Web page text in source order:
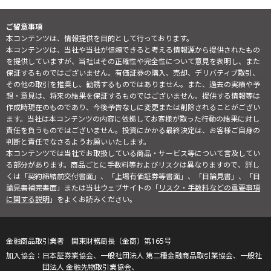
ご留意事項
本コンテンツは、情報提供を目的として行っております。
本コンテンツは、当社や当社が信頼できると考える情報源から提供されたもの
を提供していますが、当社はその正確性や完全性について意見を表明し、また
保証するものではございません。有価証券の購入、売却、デリバティブ取引、
その他の取引を推奨し、勧誘するものではありません。また、過去の実績や予
想・意見は、将来の結果を保証するものではございません。提供する情報等は
作成時現在のものであり、今後予告なしに変更または削除されることがござい
ます。当社は本コンテンツの内容に依拠してお客様が取った行動の結果に対し
責任を負うものではございません。投資にかかる最終決定は、お客様ご自身の
判断と責任でなさるようお願いいたします。
本コンテンツでは当社でお取扱している商品・サービス等について言及してい
る部分があります。商品ごとに手数料等およびリスクは異なりますので、詳し
くは「契約締結前交付書面」、「上場有価証券等書面」、「目論見書」、「目
論見書補完書面」または当社ウェブサイトの「リスク・手数料などの重要事項
に関する説明」をよくお読みください。
金融商品取引業者 関東財務局長（金商）第165号
日本証券業協会、一般社団法人 第二種金融商品取引業協会、一般社
団法人 金融先物取引業協会、